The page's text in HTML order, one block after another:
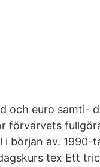
och euro samti-
förvärvets
i början av.
tex Ett